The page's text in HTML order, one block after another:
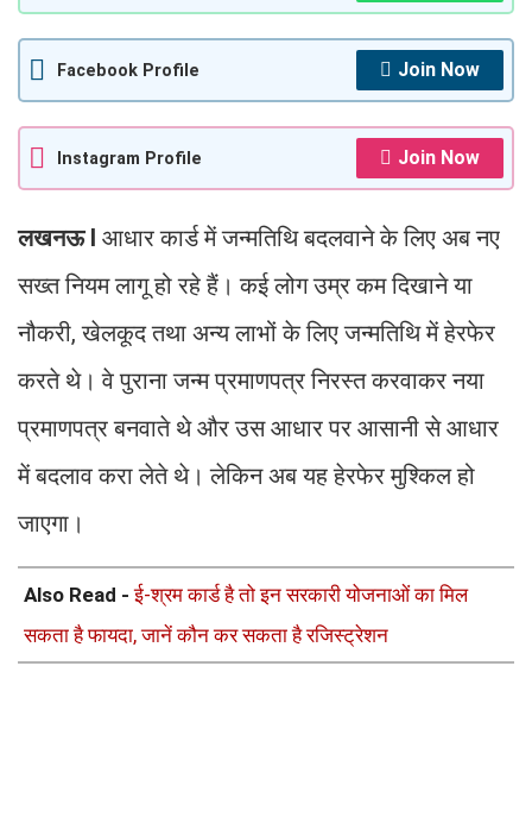
Facebook Profile Join Now
Instagram Profile Join Now
लखनऊ I आधार कार्ड में जन्मतिथि बदलवाने के लिए अब नए
सख्त नियम लागू हो रहे हैं। कई लोग उम्र कम दिखाने या
नौकरी, खेलकूद तथा अन्य लाभों के लिए जन्मतिथि में हेरफेर
करते थे। वे पुराना जन्म प्रमाणपत्र निरस्त करवाकर नया
प्रमाणपत्र बनवाते थे और उस आधार पर आसानी से आधार
में बदलाव करा लेते थे। लेकिन अब यह हेरफेर मुश्किल हो
जाएगा।
Also Read -ई-श्रम कार्ड है तो इन सरकारी योजनाओं का मिल
सकता है फायदा, जानें कौन कर सकता है रजिस्ट्रेशन